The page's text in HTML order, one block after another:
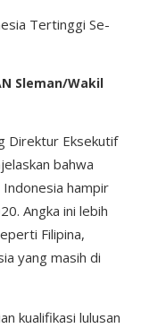
Tertinggi Se-
Sleman/Wakil
Direktur Eksekutif
bahwa
hampir
Angka ini lebih
Filipina,
yang masih di
kualifikasi lulusan